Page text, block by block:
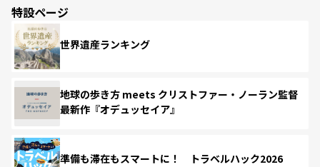
特設ページ
世界遺産ランキング
地球の歩き方 meets クリストファー・ノーラン監督
最新作『オデュッセイア』
準備も滞在もスマートに！ トラベルハック2026